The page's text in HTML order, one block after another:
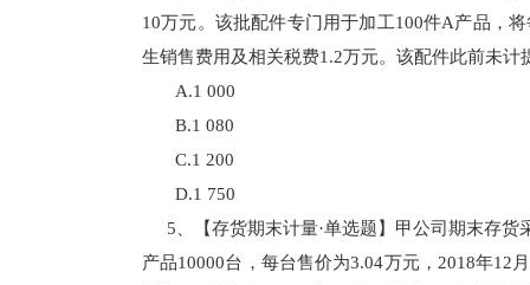
10万元。该批配件专门用于加工100件A产品，
生销售费用及相关税费1.2万元。该配件此前未
A.1 000
B.1 080
C.1 200
D.1 750
5、【存货期末计量·单选题】甲公司期末存
产品10000台，每台售价为3.04万元，2018年12